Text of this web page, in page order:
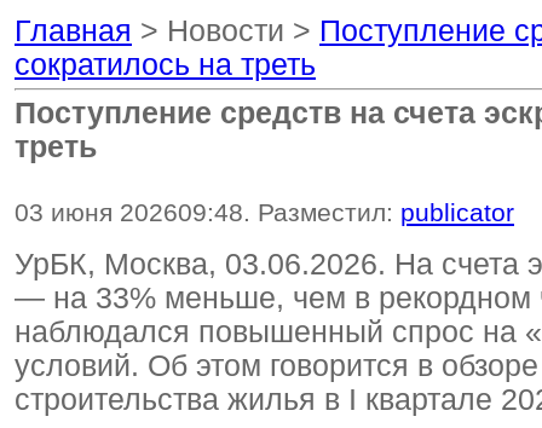
Главная > Новости > Поступление
сократилось на треть
Поступление средств на счета
треть
03 июня 202609:48. Разместил: publicator
УрБК, Москва, 03.06.2026. На счета
— на 33% меньше, чем в рекордном
наблюдался повышенный спрос на
условий. Об этом говорится в
строительства жилья в I квартале